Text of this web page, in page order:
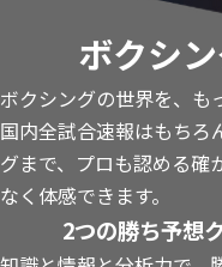
ボクシ
ボクシングの世界を、も
国内全試合速報はもちろ
グまで、プロも認める確
なく体感できます。
2つの勝ち予想